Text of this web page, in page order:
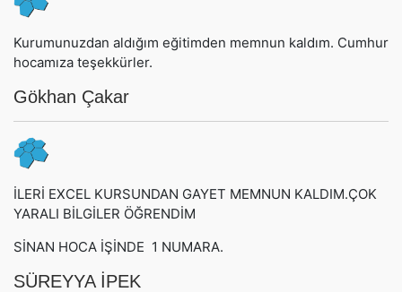
Kurumunuzdan aldığım eğitimden memnun kaldım. Cumhur
hocamıza teşekkürler.
Gökhan Çakar
İLERİ EXCEL KURSUNDAN GAYET MEMNUN KALDIM.ÇOK
YARALI BİLGİLER ÖĞRENDİM
SİNAN HOCA İŞİNDE 1 NUMARA.
SÜREYYA İPEK